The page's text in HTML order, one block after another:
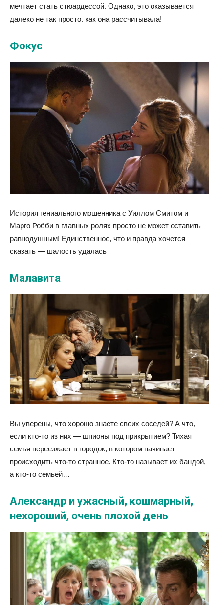
мечтает стать стюардессой. Однако, это оказывается
далеко не так просто, как она рассчитывала!
Фокус
История гениального мошенника с Уиллом Смитом и
Марго Робби в главных ролях просто не может оставить
равнодушным! Единственное, что и правда хочется
сказать — шалость удалась
Малавита
Вы уверены, что хорошо знаете своих соседей? А что,
если кто-то из них — шпионы под прикрытием? Тихая
семья переезжает в городок, в котором начинает
происходить что-то странное. Кто-то называет их бандой,
а кто-то семьей…
Александр и ужасный, кошмарный,
нехороший, очень плохой день